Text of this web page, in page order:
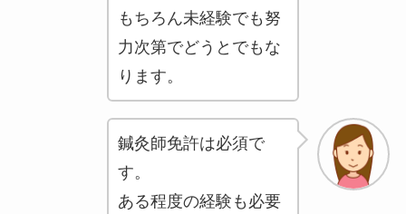
もちろん未経験でも努
力次第でどうとでもな
ります。
鍼灸師免許は必須で
す。
ある程度の経験も必要